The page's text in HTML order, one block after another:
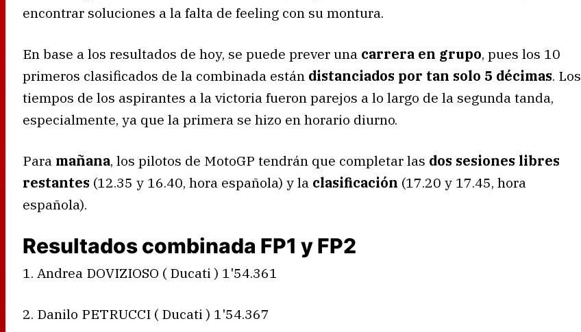
encontrar soluciones a la falta de feeling con su montura.
En base a los resultados de hoy, se puede prever una carrera en grupo, pues los 10
primeros clasificados de la combinada están distanciados por tan solo 5 décimas. Los
tiempos de los aspirantes a la victoria fueron parejos a lo largo de la segunda tanda,
especialmente, ya que la primera se hizo en horario diurno.
Para mañana, los pilotos de MotoGP tendrán que completar las dos sesiones libres
restantes (12.35 y 16.40, hora española) y la clasificación (17.20 y 17.45, hora
española).
Resultados combinada FP1 y FP2
1. Andrea DOVIZIOSO ( Ducati ) 1'54.361
2. Danilo PETRUCCI ( Ducati ) 1'54.367